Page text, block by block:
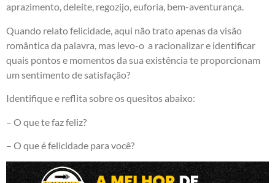
aprazimento, deleite, regozijo, euforia, bem-aventurança.
Quando relato felicidade, aqui não trato apenas da visão
romântica da palavra, mas levo-o a racionalizar e identificar
quais pontos e momentos da sua existência te proporcionam
um sentimento de satisfação?
Identifique e reflita sobre os quesitos abaixo:
– O que te faz feliz?
– O que é felicidade para você?